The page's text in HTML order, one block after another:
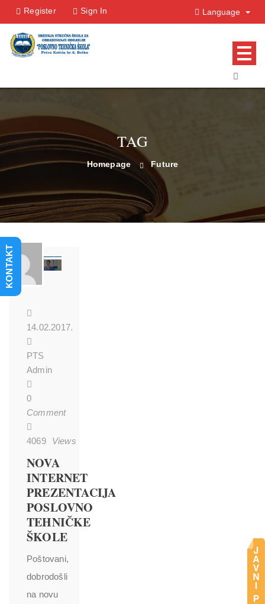
Language
Register Sign In
TAG
Homepage Future
14.02.2017.
PTS
Admin
0
Comment
4069 Views
NOVA
INTERNET
PREZENTACIJA
POSLOVNO
TEHNIČKE
ŠKOLE
Poštovani,
dobrodošli
na novu
KONTAKT